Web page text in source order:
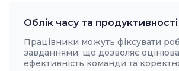
Облік часу та продуктивності
Працівники можуть фіксувати
завданнями, що дозволяє
ефективність команди та